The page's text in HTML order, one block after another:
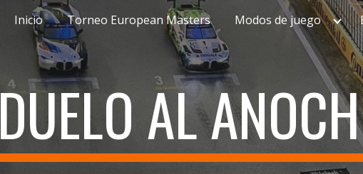
Skip to main content Skip to
Inicio Torneo European Masters Modos de juego
DUELO AL